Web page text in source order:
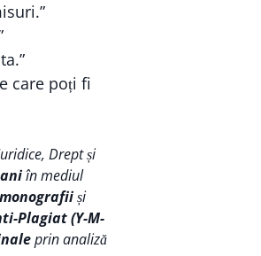
care poți fi
Drept și
în mediul
și
Plagiat (Y-M-
prin analiză